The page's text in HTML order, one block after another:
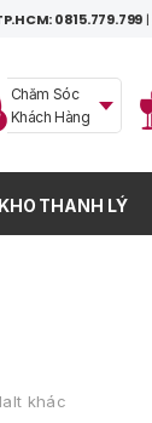
0815.779.799 |
Chăm Sóc
Khách Hàng
KHO THANH LÝ
khác